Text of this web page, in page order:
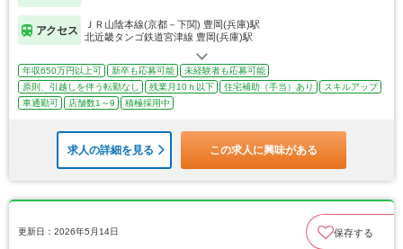
アクセス
ＪＲ山陰本線(京都－下関) 豊岡(兵庫)駅
北近畿タンゴ鉄道宮津線 豊岡(兵庫)駅
年収650万円以上可 新卒も応募可能
未経験者も応募可能
原則、引越しを伴う転勤なし
残業月10ｈ以下 住宅補助（手当）あり
スキルアップ
車通勤可
店舗数1～9 積極採用中
求人の詳細を見る この求人に興味がある
更新日：2026年5月14日 保存する